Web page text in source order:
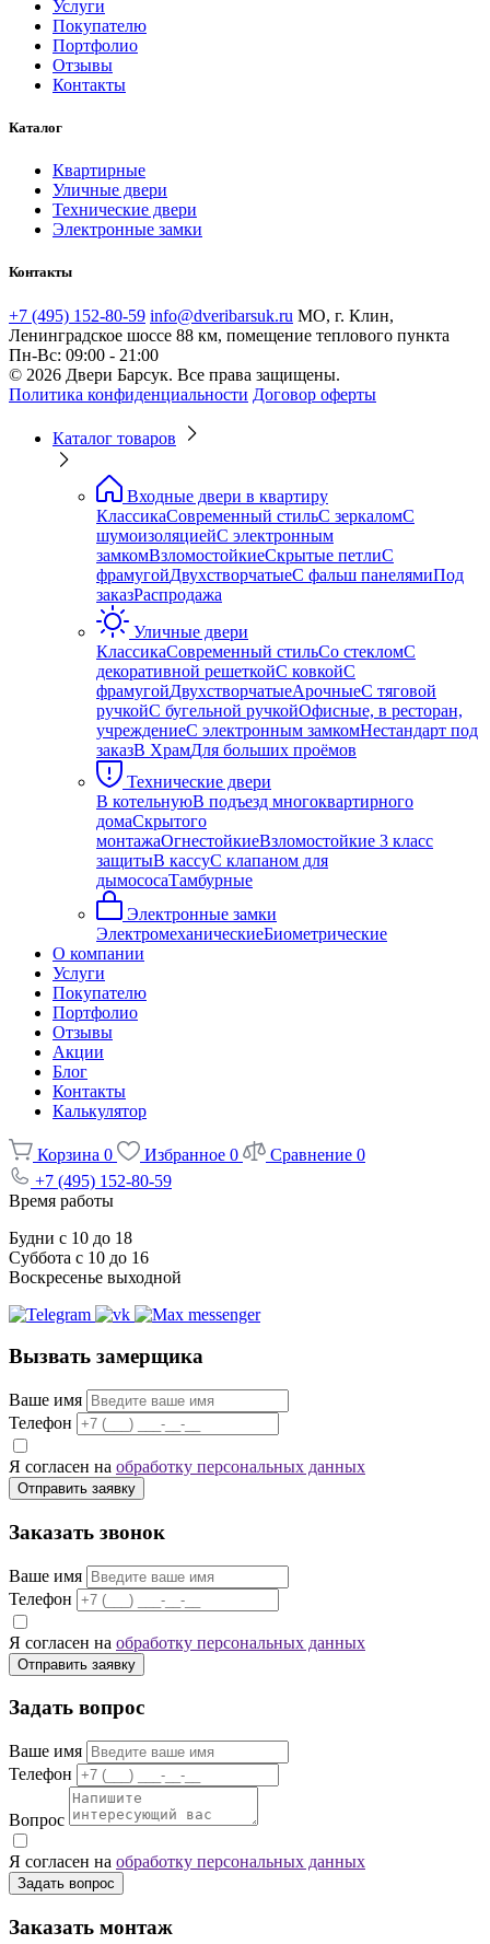
Услуги
Покупателю
Портфолио
Отзывы
Контакты
Каталог
Квартирные
Уличные двери
Технические двери
Электронные замки
Контакты
+7 (495) 152-80-59 info@dveribarsuk.ru МО, г. Клин,
Ленинградское шоссе 88 км, помещение теплового пункта
Пн-Вс: 09:00 - 21:00
© 2026 Двери Барсук. Все права защищены.
Политика конфиденциальности Договор оферты
Каталог товаров
Входные двери в квартиру
КлассикаСовременный стильС зеркаломС
шумоизоляциейС электронным
замкомВзломостойкиеСкрытые петлиС
фрамугойДвухстворчатыеС фальш панелямиПод
заказРаспродажа
Уличные двери
КлассикаСовременный стильСо стекломС
декоративной решеткойС ковкойС
фрамугойДвухстворчатыеАрочныеС тяговой
ручкойС бугельной ручкойОфисные, в ресторан,
учреждениеС электронным замкомНестандарт под
заказВ ХрамДля больших проёмов
Технические двери
В котельнуюВ подъезд многоквартирного
домаСкрытого
монтажаОгнестойкиеВзломостойкие 3 класс
защитыВ кассуС клапаном для
дымососаТамбурные
Электронные замки
ЭлектромеханическиеБиометрические
О компании
Услуги
Покупателю
Портфолио
Отзывы
Акции
Блог
Контакты
Калькулятор
Корзина 0 Избранное 0 Сравнение 0
+7 (495) 152-80-59
Время работы
Будни с 10 до 18
Суббота с 10 до 16
Воскресенье выходной
Вызвать замерщика
Ваше имя
Телефон
Я согласен на обработку персональных данных
Отправить заявку
Заказать звонок
Ваше имя
Телефон
Я согласен на обработку персональных данных
Отправить заявку
Задать вопрос
Ваше имя
Телефон
Вопрос
Я согласен на обработку персональных данных
Задать вопрос
Заказать монтаж